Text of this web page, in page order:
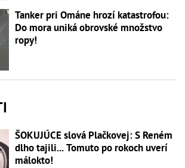
Tanker pri Ománe hrozí katastrofou:
Do mora uniká obrovské množstvo
ropy!
ŠOKUJÚCE slová Plačkovej: S Reném
dlho tajili... Tomuto po rokoch uverí
málokto!